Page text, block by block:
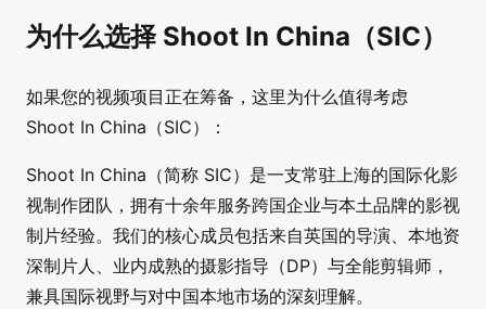
为什么选择 Shoot In China（SIC）
如果您的视频项目正在筹备，这里为什么值得考虑
Shoot In China（SIC）：
Shoot In China（简称 SIC）是一支常驻上海的国际化影
视制作团队，拥有十余年服务跨国企业与本土品牌的影视
制片经验。我们的核心成员包括来自英国的导演、本地资
深制片人、业内成熟的摄影指导（DP）与全能剪辑师，
兼具国际视野与对中国本地市场的深刻理解。